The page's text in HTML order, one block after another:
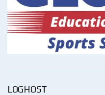
LOGHOST